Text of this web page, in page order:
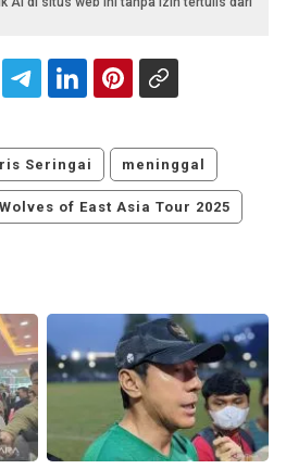
Seringai meninggal
Wolves of East Asia Tour 2025